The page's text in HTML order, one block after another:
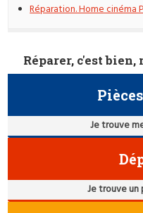
Réparation. Home cinéma
Réparer, c'est
Je trouve
Je trouve un